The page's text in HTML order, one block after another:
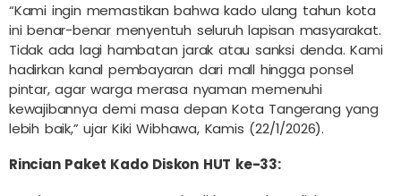
“Kami ingin memastikan bahwa kado ulang tahun kota
ini benar-benar menyentuh seluruh lapisan masyarakat.
Tidak ada lagi hambatan jarak atau sanksi denda. Kami
hadirkan kanal pembayaran dari mall hingga ponsel
pintar, agar warga merasa nyaman memenuhi
kewajibannya demi masa depan Kota Tangerang yang
lebih baik,” ujar Kiki Wibhawa, Kamis (22/1/2026).
Rincian Paket Kado Diskon HUT ke-33: